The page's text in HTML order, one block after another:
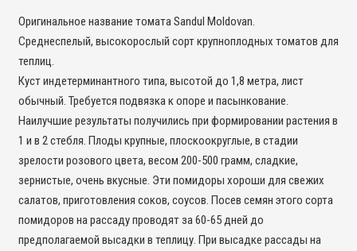
Оригинальное название томата Sandul Moldovan.
Среднеспелый, высокорослый сорт крупноплодных томатов для
теплиц.
Куст индетерминантного типа, высотой до 1,8 метра, лист
обычный. Требуется подвязка к опоре и пасынкование.
Наилучшие результаты получились при формировании растения в
1 и в 2 стебля. Плоды крупные, плоскоокруглые, в стадии
зрелости розового цвета, весом 200-500 грамм, сладкие,
зернистые, очень вкусные. Эти помидоры хороши для свежих
салатов, приготовления соков, соусов. Посев семян этого сорта
помидоров на рассаду проводят за 60-65 дней до
предполагаемой высадки в теплицу. При высадке рассады на